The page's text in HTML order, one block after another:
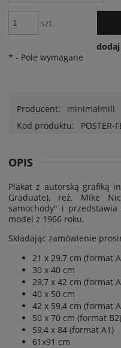
szt.
* - Pole wymagane
Producent:
minimalmill
Kod produktu:
POSTER-
OPIS
Plakat z autorską grafiką
Graduate), reż. Mike
samochody" i
model z 1966 roku.
Składając zamówienie
21 x 29,7 cm (format
30 x 40 cm
29,7 x 42 cm (format
40 x 50 cm
42 x 59,4 cm (format
50 x 70 cm (format B2)
59,4 x 84 (format A1)
61x91 cm